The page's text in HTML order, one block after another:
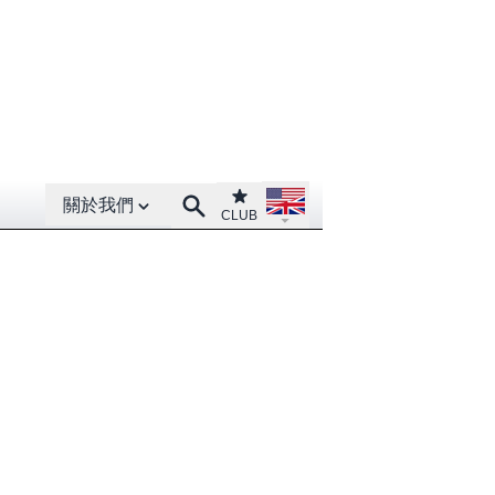
Open About menu
關於我們 SearchClub
CLUB
Open language menu